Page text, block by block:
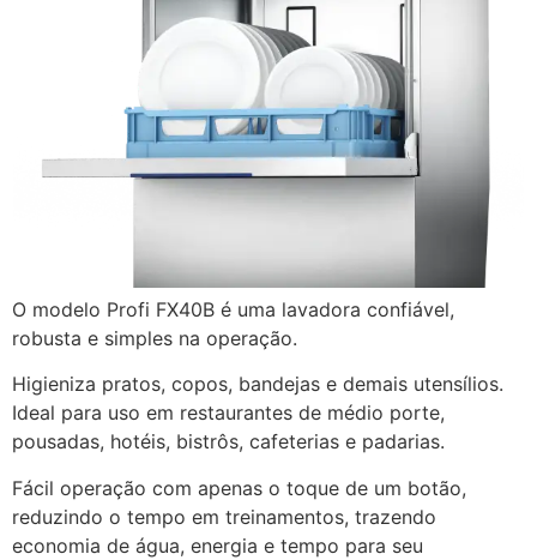
O modelo Profi FX40B é uma lavadora confiável,
robusta e simples na operação.
Higieniza pratos, copos, bandejas e demais utensílios.
Ideal para uso em restaurantes de médio porte,
pousadas, hotéis, bistrôs, cafeterias e padarias.
Fácil operação com apenas o toque de um botão,
reduzindo o tempo em treinamentos, trazendo
economia de água, energia e tempo para seu